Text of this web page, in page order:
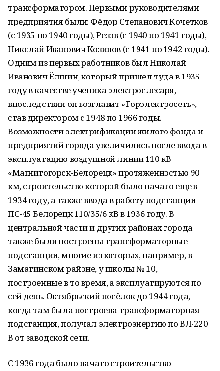
трансформатором. Первыми руководителями
предприятия были: Фёдор Степанович Кочетков
(с 1935 по 1940 годы), Резов (с 1940 по 1941 годы),
Николай Иванович Козинов (с 1941 по 1942 годы).
Одним из первых работников был Николай
Иванович Ёлшин, который пришел туда в 1935
году в качестве ученика электрослесаря,
впоследствии он возглавит «Горэлектросеть»,
став директором с 1948 по 1966 годы.
Возможности электрификации жилого фонда и
предприятий города увеличились после ввода в
эксплуатацию воздушной линии 110 кВ
«Магнитогорск-Белорецк» протяженностью 90
км, строительство которой было начато еще в
1934 году, а также ввода в работу подстанции
ПС-45 Белорецк 110/35/6 кВ в 1936 году. В
центральной части и других районах города
также были построены трансформаторные
подстанции, многие из которых, например, в
Заматинском районе, у школы № 10,
построенные в то время, а эксплуатируются по
сей день. Октябрьский посёлок до 1944 года,
когда там была построена трансформаторная
подстанция, получал электроэнергию по ВЛ-220
В от заводской сети.
С 1936 года было начато строительство